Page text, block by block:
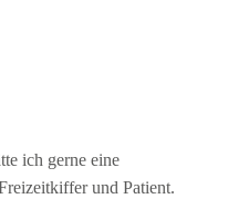
ich gerne eine
und Patient.